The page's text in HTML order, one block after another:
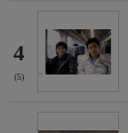
4
(5)